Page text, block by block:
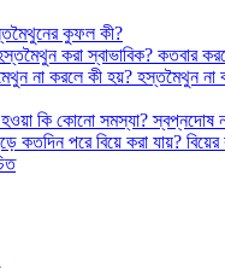
কুফল কী?
করা স্বাভাবিক? কতবার
না করলে কী হয়? হস্তমৈথুন না
কি কোনো সমস্যা? স্বপ্নদোষ
কতদিন পরে বিয়ে করা যায়?